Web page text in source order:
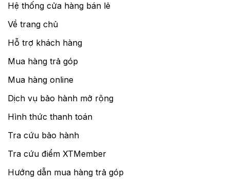
Hệ thống cửa hàng bán lẻ
Về trang chủ
Hỗ trợ khách hàng
Mua hàng trả góp
Mua hàng online
Dịch vụ bảo hành mở rộng
Hình thức thanh toán
Tra cứu bảo hành
Tra cứu điểm XTMember
Hướng dẫn mua hàng trả góp